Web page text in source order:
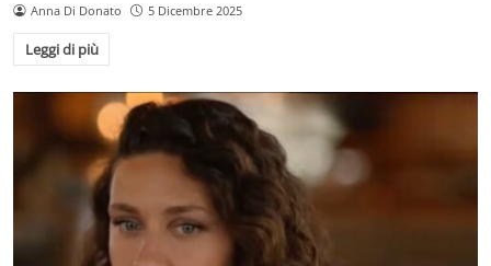
Anna Di Donato 5 Dicembre 2025
Leggi di più